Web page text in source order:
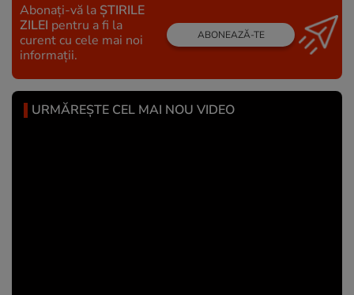
Abonați-vă la ȘTIRILE
ZILEI pentru a fi la
curent cu cele mai noi
informații.
ABONEAZĂ-TE
URMĂREȘTE CEL MAI NOU VIDEO